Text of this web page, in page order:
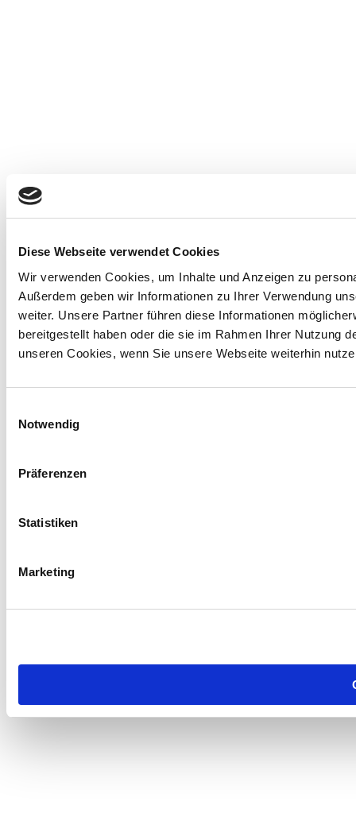
Diese Webseite verwendet Cookies
Wir verwenden Cookies, um Inhalte und Anzeigen zu
Außerdem geben wir Informationen zu Ihrer Verwendung
weiter. Unsere Partner führen diese Informationen
bereitgestellt haben oder die sie im Rahmen Ihrer Nutzung
unseren Cookies, wenn Sie unsere Webseite weiterhin
Notwendig
Präferenzen
Statistiken
Marketing